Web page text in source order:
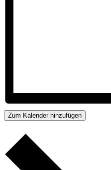
Zum Kalender hinzufügen